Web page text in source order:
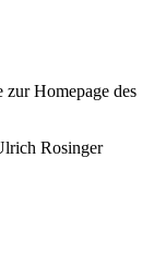
Homepage des
Rosinger